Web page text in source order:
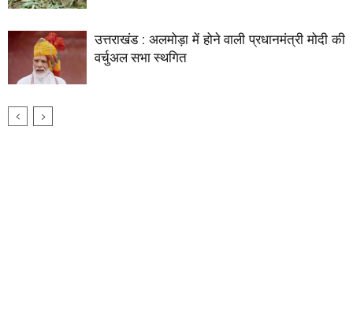
उत्तराखंड : अलमोड़ा में होने वाली प्रधानमंत्री मोदी की
वर्चुअल सभा स्थगित